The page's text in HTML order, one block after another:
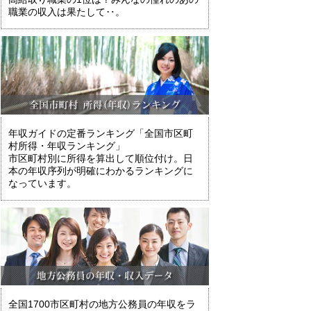
職業の収入は果たして‥。
年収ガイドの定番ランキング「全国市区町
村所得・年収ランキング」
市区町村別に所得を算出して順位付け。日
本の年収序列が明確にわかるランキングに
なっています。
全国1700市区町村の地方公務員の年収をラ